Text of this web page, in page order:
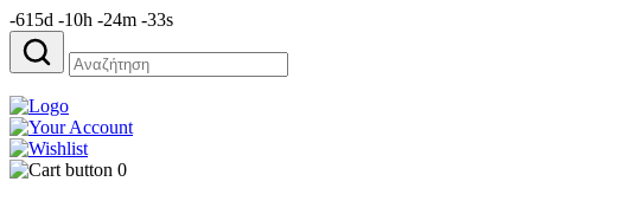
-615d -10h -24m -33s
Αναζήτηση
για:
0